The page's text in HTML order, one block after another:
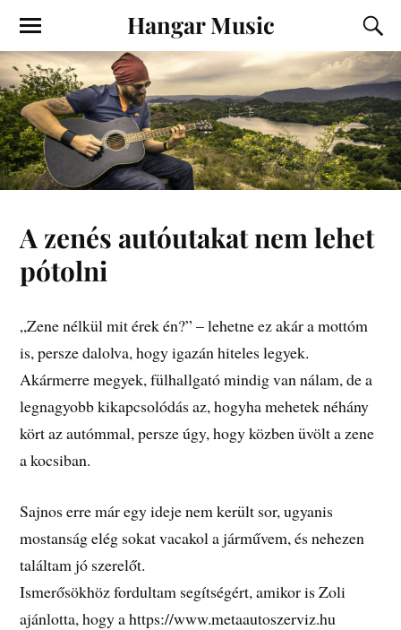
Hangar Music
A zenés autóutakat nem lehet
pótolni
„Zene nélkül mit érek én?” – lehetne ez akár a mottóm
is, persze dalolva, hogy igazán hiteles legyek.
Akármerre megyek, fülhallgató mindig van nálam, de a
legnagyobb kikapcsolódás az, hogyha mehetek néhány
kört az autómmal, persze úgy, hogy közben üvölt a zene
a kocsiban.
Sajnos erre már egy ideje nem került sor, ugyanis
mostanság elég sokat vacakol a járművem, és nehezen
találtam jó szerelőt.
Ismerősökhöz fordultam segítségért, amikor is Zoli
ajánlotta, hogy a https://www.metaautoszerviz.hu